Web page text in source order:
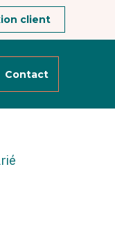
client
Contact